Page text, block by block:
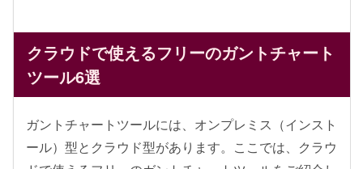
クラウドで使えるフリーのガントチャート
ツール6選
ガントチャートツールには、オンプレミス（インスト
ール）型とクラウド型があります。ここでは、クラウ